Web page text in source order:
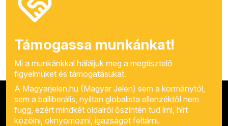
Támogassa munkánkat!
Mi a munkánkkal háláljuk meg a megtisztelő
figyelmüket és támogatásukat.
A Magyarjelen.hu (Magyar Jelen) sem a kormánytól,
sem a balliberális, nyíltan globalista ellenzéktől nem
függ, ezért mindkét oldalról őszintén tud írni, hírt
közölni, oknyomozni, igazságot feltárni.